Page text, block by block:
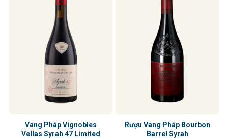
Vang Pháp Vignobles
Vellas Syrah 47 Limited
Rượu Vang Pháp Bourbon
Barrel Syrah